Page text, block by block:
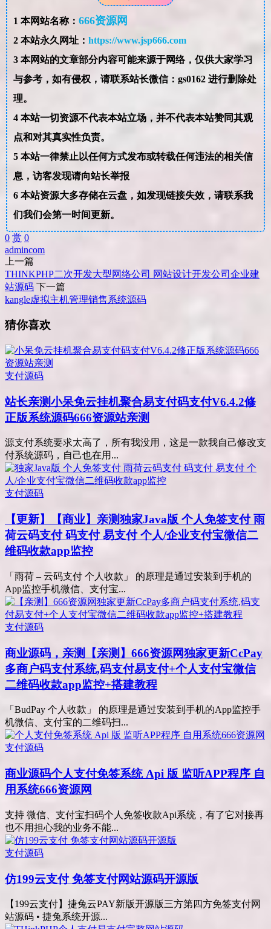
1 本网站名称： 666资源网
2本站永久网址： https://www.jsp666.com
3本网站的文章部分内容可能来源于网络，仅供大家学习
与参考，如有侵权，请联系站长微信：gs0162 进行删除处
理。
4本站一切资源不代表本站立场，并不代表本站赞同其观
点和对其真实性负责。
5本站一律禁止以任何方式发布或转载任何违法的相关信
息，访客发现请向站长举报
6本站资源大多存储在云盘，如发现链接失效，请联系我
们我们会第一时间更新。
0 赏 0
admincom
上一篇
THINKPHP二次开发大型网络公司 网站设计开发公司企业建
站源码 下一篇
kangle虚拟主机管理销售系统源码
猜你喜欢
支付源码
站长亲测小呆免云挂机聚合易支付码支付V6.4.2修
正版系统源码666资源站亲测
源支付系统要求太高了，所有我没用，这是一款我自己修改支
付系统源码，自己也在用...
支付源码
【更新】【商业】亲测独家Java版 个人免签支付 雨
荷云码支付 码支付 易支付 个人/企业支付宝微信二
维码收款app监控
「雨荷 – 云码支付 个人收款」 的原理是通过安装到手机的
App监控手机微信、支付宝...
支付源码
商业源码，亲测
【亲测】666资源网独家更新CcPay
多商户码支付系统,码支付易支付+个人支付宝微信
二维码收款app监控+搭建教程
「BudPay 个人收款」 的原理是通过安装到手机的App监控手
机微信、支付宝的二维码扫...
支付源码
商业源码个人支付免签系统 Api 版 监听APP程序 自
用系统666资源网
支持 微信、支付宝扫码个人免签收款Api系统，有了它对接再
也不用担心我的业务不能...
支付源码
仿199云支付 免签支付网站源码开源版
【199云支付】捷兔云PAY新版开源版三方第四方免签支付网
站源码 • 捷兔系统开源...